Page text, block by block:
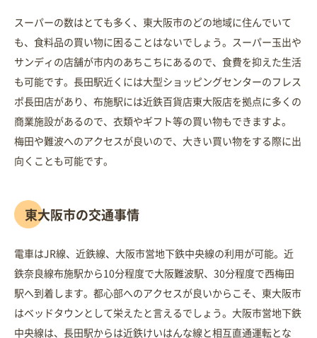
スーパーの数はとても多く、東大阪市のどの地域に住んでいて
も、食料品の買い物に困ることはないでしょう。スーパー玉出や
サンディの店舗が市内のあちこちにあるので、食費を抑えた生活
も可能です。長田駅近くには大型ショッピングセンターのフレス
ポ長田店があり、布施駅には近鉄百貨店東大阪店を拠点に多くの
商業施設があるので、衣類やギフト等の買い物もできますよ。
梅田や難波へのアクセスが良いので、大きい買い物をする際に出
向くことも可能です。
東大阪市の交通事情
電車はJR線、近鉄線、大阪市営地下鉄中央線の利用が可能。近
鉄奈良線布施駅から10分程度で大阪難波駅、30分程度で西梅田
駅へ到着します。都心部へのアクセスが良いからこそ、東大阪市
はベッドタウンとして栄えたと言えるでしょう。大阪市営地下鉄
中央線は、長田駅からは近鉄けいはんな線と相互直通運転とな